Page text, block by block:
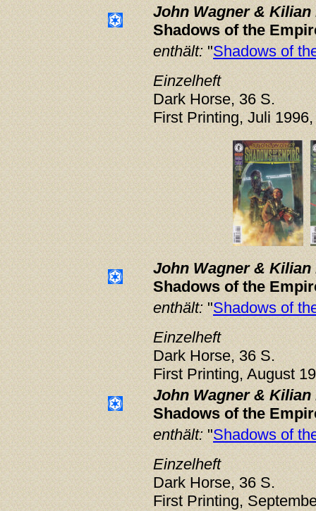
John Wagner & Kilian
Shadows of the
enthält:"Shadows of
Einzelheft
Dark Horse, 36 S.
First Printing, Juli
John Wagner & Kilian
Shadows of the
enthält:"Shadows of
Einzelheft
Dark Horse, 36 S.
First Printing, August
John Wagner &
Shadows of the
enthält:"Shadows of
Einzelheft
Dark Horse, 36 S.
First Printing,